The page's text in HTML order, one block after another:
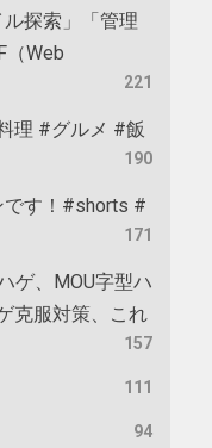
探索」「管理
（Web
221
理 #グルメ #飯
190
です！#shorts #
171
ゲ、MOU字型ハ
克服対策、これ
157
111
94